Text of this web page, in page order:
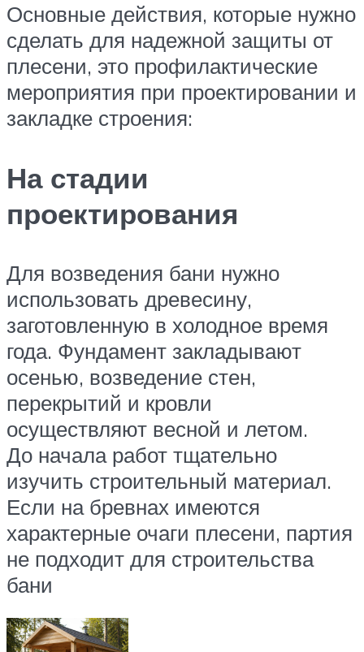
Основные действия, которые нужно
сделать для надежной защиты от
плесени, это профилактические
мероприятия при проектировании и
закладке строения:
На стадии
проектирования
Для возведения бани нужно
использовать древесину,
заготовленную в холодное время
года. Фундамент закладывают
осенью, возведение стен,
перекрытий и кровли
осуществляют весной и летом.
До начала работ тщательно
изучить строительный материал.
Если на бревнах имеются
характерные очаги плесени, партия
не подходит для строительства
бани